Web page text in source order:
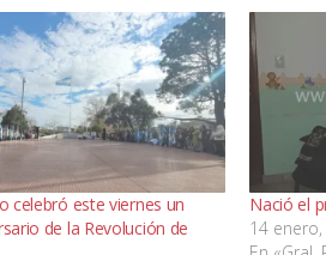
celebró este viernes un
de la Revolución de
Nació el
14